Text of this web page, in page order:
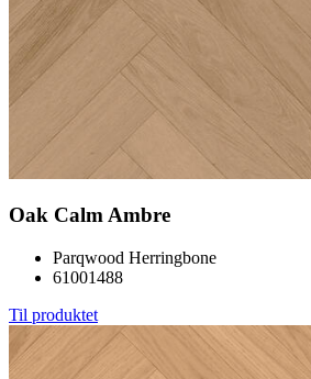
Oak Calm Ambre
Parqwood Herringbone
61001488
Til produktet